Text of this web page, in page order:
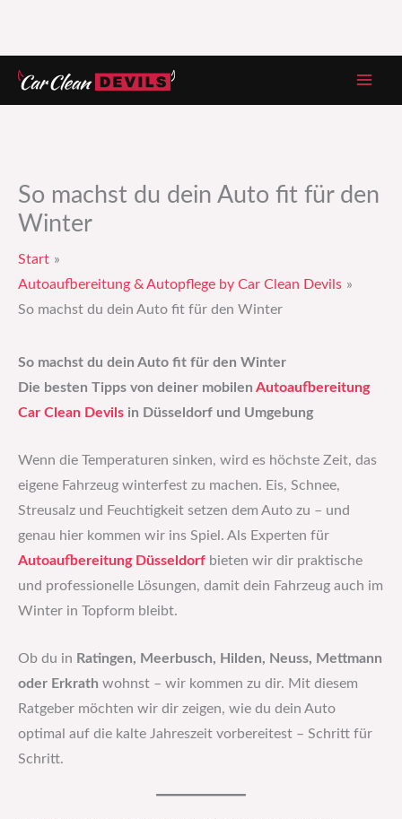
Zum
Inhalt
So machst du dein Auto fit für den
Winter
Start
Autoaufbereitung & Autopflege by Car Clean Devils
So machst du dein Auto fit für den Winter
So machst du dein Auto fit für den Winter
Die besten Tipps von deiner mobilen Autoaufbereitung
Car Clean Devils in Düsseldorf und Umgebung
Wenn die Temperaturen sinken, wird es höchste Zeit, das
eigene Fahrzeug winterfest zu machen. Eis, Schnee,
Streusalz und Feuchtigkeit setzen dem Auto zu – und
genau hier kommen wir ins Spiel. Als Experten für
Autoaufbereitung Düsseldorf bieten wir dir praktische
und professionelle Lösungen, damit dein Fahrzeug auch im
Winter in Topform bleibt.
Ob du in Ratingen, Meerbusch, Hilden, Neuss, Mettmann
oder Erkrath wohnst – wir kommen zu dir. Mit diesem
Ratgeber möchten wir dir zeigen, wie du dein Auto
optimal auf die kalte Jahreszeit vorbereitest – Schritt für
Schritt.